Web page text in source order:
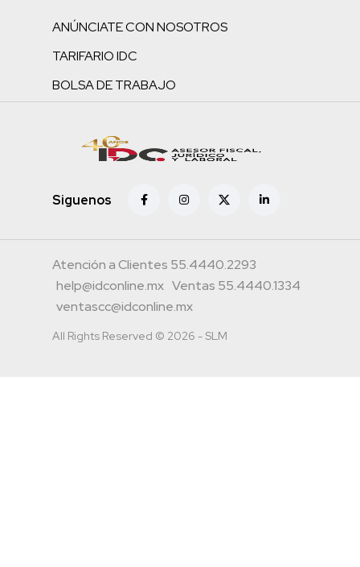
ANÚNCIATE CON NOSOTROS
TARIFARIO IDC
BOLSA DE TRABAJO
Siguenos
Atención a Clientes 55.4440.2293
help@idconline.mx Ventas 55.4440.1334
ventascc@idconline.mx
All Rights Reserved © 2026 - SLM